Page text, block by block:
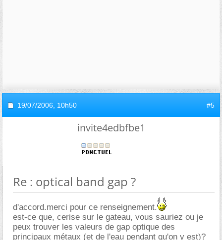
19/07/2006, 10h50 #5
invite4edbfbe1
Re : optical band gap ?
d'accord.merci pour ce renseignement.
est-ce que, cerise sur le gateau, vous sauriez ou je
peux trouver les valeurs de gap optique des
principaux métaux (et de l'eau pendant qu'on y est)?